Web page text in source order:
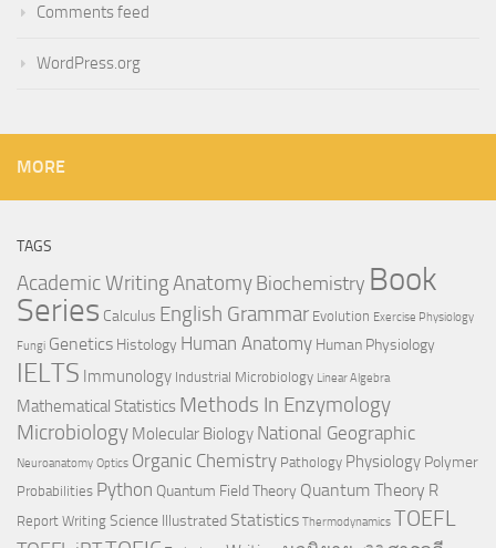
Comments feed
WordPress.org
MORE
TAGS
Academic WritingAnatomy Biochemistry Book
Series Calculus English Grammar Evolution Exercise Physiology
Fungi Genetics Histology Human Anatomy Human Physiology
IELTS Immunology Industrial Microbiology Linear Algebra
Mathematical Statistics Methods In Enzymology
Microbiology Molecular Biology National Geographic
Neuroanatomy Optics Organic Chemistry Pathology Physiology Polymer
Probabilities Python Quantum Field Theory Quantum Theory R
Report Writing Science Illustrated Statistics Thermodynamics TOEFL